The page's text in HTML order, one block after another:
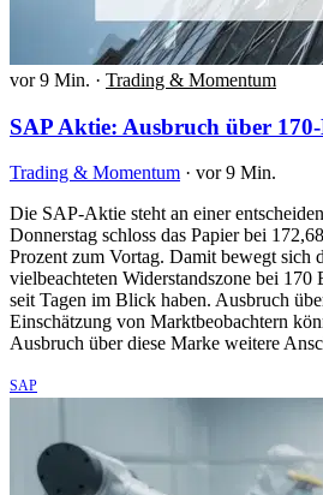
vor 9 Min. · Trading & Momentum
SAP Aktie: Ausbruch über
Trading & Momentum · vor 9 Min.
Die SAP-Aktie steht an einer
Donnerstag schloss das Papier bei
Prozent zum Vortag. Damit bewegt sich
vielbeachteten Widerstandszone bei 170
seit Tagen im Blick haben. Ausbruch
Einschätzung von Marktbeobachtern
Ausbruch über diese Marke weitere
SAP